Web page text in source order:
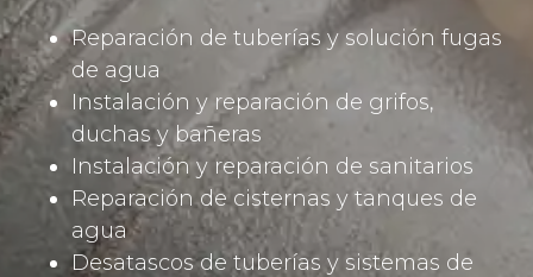
Reparación de tuberías y solución fugas
de agua
Instalación y reparación de grifos,
duchas y bañeras
Instalación y reparación de sanitarios
Reparación de cisternas y tanques de
agua
Desatascos de tuberías y sistemas de